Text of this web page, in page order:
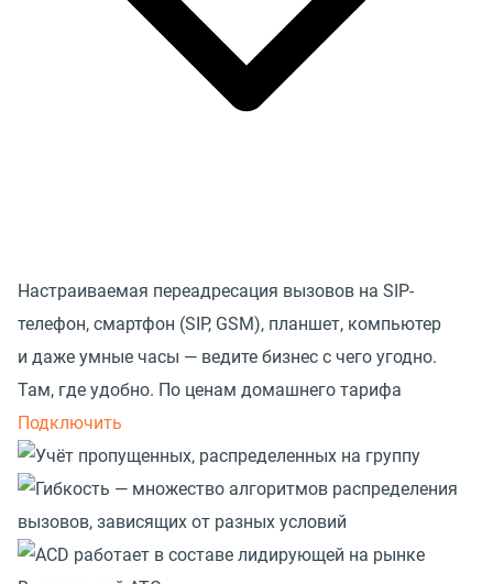
Настраиваемая переадресация вызовов на SIP-
телефон, смартфон (SIP, GSM), планшет, компьютер
и даже умные часы — ведите бизнес с чего угодно.
Там, где удобно. По ценам домашнего тарифа
Подключить